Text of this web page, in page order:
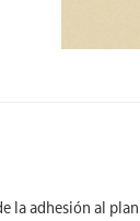
la adhesión al